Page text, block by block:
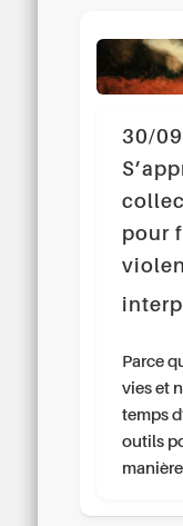
30/
pour
Parce
vies et
temps
outils